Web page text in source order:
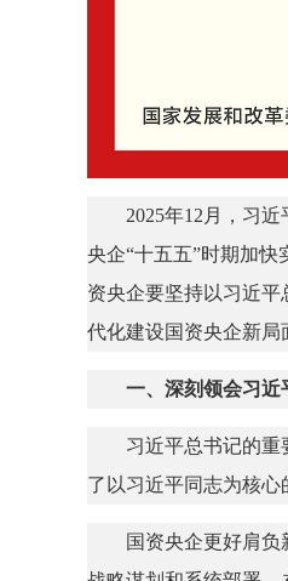
2025年12月，习
央企“十五五”时期加
资央企要坚持以习近
代化建设国资央企新局
一、深刻领会习近
习近平总书记的
了以习近平同志为核心
国资央企更好肩